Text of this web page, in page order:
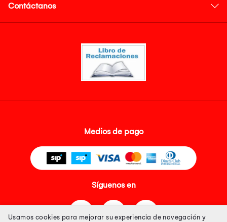
Contáctanos
Medios de pago
Síguenos en
Usamos cookies para mejorar su experiencia de navegación y